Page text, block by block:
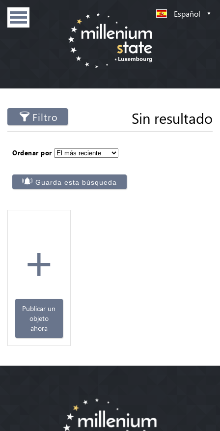
Español
Filtro Sin resultado
Ordenar por
Guarda esta búsqueda
+
Publicar un
objeto
ahora